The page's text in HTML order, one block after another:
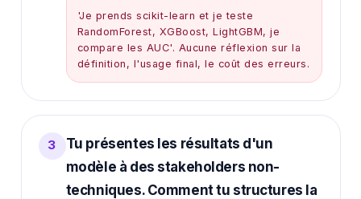
'Je prends scikit-learn et je teste
RandomForest, XGBoost, LightGBM, je
compare les AUC'. Aucune réflexion sur la
définition, l'usage final, le coût des erreurs.
3
Tu présentes les résultats d'un
modèle à des stakeholders non-
techniques. Comment tu structures la